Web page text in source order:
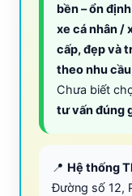
bền – ổn
xe cá nhân /
cấp, đẹp và
theo nhu
Chưa biết
tư vấn đúng
📍 Hệ thống
Đường số 12,